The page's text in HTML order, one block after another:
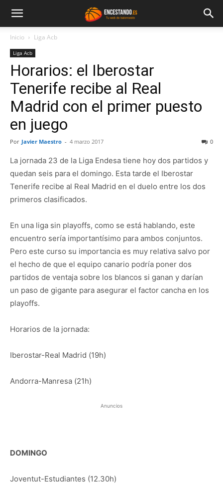
Inicio Liga Acb
Liga Acb
Horarios: el Iberostar
Tenerife recibe al Real
Madrid con el primer puesto
en juego
Por Javier Maestro - 4 marzo 2017 0
La jornada 23 de la Liga Endesa tiene hoy dos partidos y
quedan seis para el domingo. Esta tarde el Iberostar
Tenerife recibe al Real Madrid en el duelo entre los dos
primeros clasificados.
En una liga sin playoffs, como se está hablando, este
encuentro sería importantísimo para ambos conjuntos.
Pero este curso su importancia es muy relativa salvo por
el hecho de que el equipo canario podría poner dos
partidos de ventaja sobre los blancos si ganan y darían
un paso de gigante para asegurar el factor cancha en los
playoffs.
Horarios de la jornada:
Iberostar-Real Madrid (19h)
Andorra-Manresa (21h)
Anuncios
DOMINGO
Joventut-Estudiantes (12.30h)